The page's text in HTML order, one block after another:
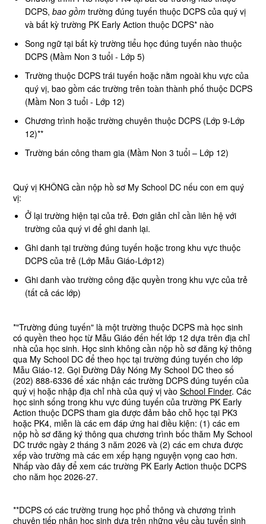
DCPS, bao gồm trường đúng tuyến thuộc DCPS của quý vị
và bất kỳ trường PK Early Action thuộc DCPS* nào
Song ngữ tại bất kỳ trường tiểu học đúng tuyến nào thuộc
DCPS (Mầm Non 3 tuổi - Lớp 5)
Trường thuộc DCPS trái tuyến hoặc nằm ngoài khu vực của
quý vị, bao gồm các trường trên toàn thành phố thuộc DCPS
(Mầm Non 3 tuổi - Lớp 12)
Chương trình hoặc trường chuyên thuộc DCPS (Lớp 9-Lớp
12)**
Trường bán công tham gia (Mầm Non 3 tuổi – Lớp 12)
Quý vị KHÔNG cần nộp hồ sơ My School DC nếu con em quý
vị:
Ở lại trường hiện tại của trẻ. Đơn giản chỉ cần liên hệ với
trường của quý vi để ghi danh lại.
Ghi danh tại trường đúng tuyến hoặc trong khu vực thuộc
DCPS của trẻ (Lớp Mẫu Giáo-Lớp12)
Ghi danh vào trường công đặc quyền trong khu vực của trẻ
(tất cả các lớp)
*"Trường đúng tuyến" là một trường thuộc DCPS mà học sinh
có quyền theo học từ Mẫu Giáo đến hết lớp 12 dựa trên địa chỉ
nhà của học sinh. Học sinh không cần nộp hồ sơ đăng ký thông
qua My School DC để theo học tại trường đúng tuyến cho lớp
Mẫu Giáo-12. Gọi Đường Dây Nóng My School DC theo số
(202) 888-6336 để xác nhận các trường DCPS đúng tuyến của
quý vị hoặc nhập địa chỉ nhà của quý vị vào School Finder. Các
học sinh sống trong khu vực đúng tuyến của trường PK Early
Action thuộc DCPS tham gia được đảm bảo chỗ học tại PK3
hoặc PK4, miễn là các em đáp ứng hai điều kiện: (1) các em
nộp hồ sơ đăng ký thông qua chương trình bốc thăm My School
DC trước ngày 2 tháng 3 năm 2026 và (2) các em chưa được
xếp vào trường mà các em xếp hạng nguyện vọng cao hơn.
Nhấp vào đây để xem các trường PK Early Action thuộc DCPS
cho năm học 2026-27.
**DCPS có các trường trung học phổ thông và chương trình
chuyên tiếp nhận học sinh dựa trên những yêu cầu tuyển sinh